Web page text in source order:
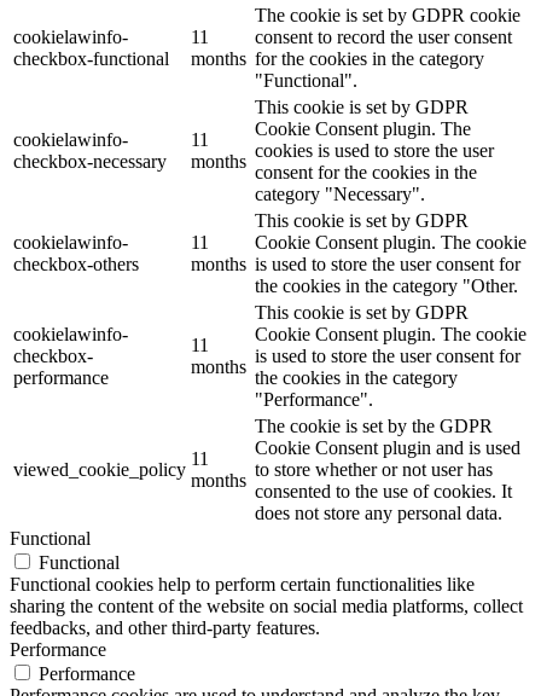
cookielawinfo-
checkbox-functional
11
months
The cookie is set by GDPR cookie
consent to record the user consent
for the cookies in the category
"Functional".
cookielawinfo-
checkbox-necessary
11
months
This cookie is set by GDPR
Cookie Consent plugin. The
cookies is used to store the user
consent for the cookies in the
category "Necessary".
cookielawinfo-
checkbox-others
11
months
This cookie is set by GDPR
Cookie Consent plugin. The cookie
is used to store the user consent for
the cookies in the category "Other.
cookielawinfo-
checkbox-
performance
11
months
This cookie is set by GDPR
Cookie Consent plugin. The cookie
is used to store the user consent for
the cookies in the category
"Performance".
viewed_cookie_policy
11
months
The cookie is set by the GDPR
Cookie Consent plugin and is used
to store whether or not user has
consented to the use of cookies. It
does not store any personal data.
Functional
Functional
Functional cookies help to perform certain functionalities like
sharing the content of the website on social media platforms, collect
feedbacks, and other third-party features.
Performance
Performance